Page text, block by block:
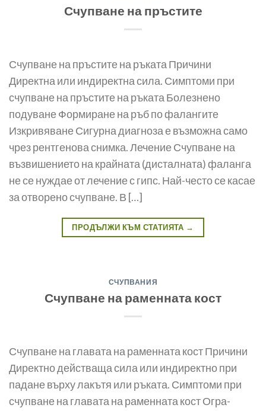
Счупване на пръстите
Счупване на пръстите на ръката Причини
Директна или индиректна сила. Симптоми при
счупване на пръстите на ръката Болезнено
подуване Формиране на ръб по фалангите
Изкривяване Сигурна диагноза е възможна само
чрез рентгенова снимка. Лечение Счупване на
възвишението на крайната (дисталната) фаланга
не се нуждае от лечение с гипс. Най-често се касае
за отворено счупване. В […]
ПРОДЪЛЖИ КЪМ СТАТИЯТА →
СЧУПВАНИЯ
Счупване на раменната кост
Счупване на главата на раменната кост Причини
Директно действаща сила или индиректно при
падане върху лакътя или ръката. Симптоми при
счупване на главата на раменната кост Огра­